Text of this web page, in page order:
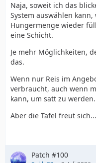
Naja, soweit ich das
System auswählen
Hungermenge wieder
eine Schicht.
Je mehr Möglichkeiten,
das.
Wenn nur Reis im
verbraucht, auch wenn
kann, um satt zu
Aber die Tafel freut
Patch #100